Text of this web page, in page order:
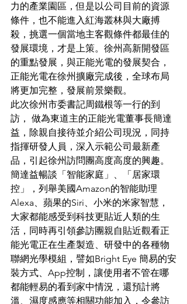
⼒的產業園區，但是以公司⽬前的資源
條件，也不能進入紅海叢林與⼤廠搏
殺，挑選⼀個當地主客觀條件都最佳的
發展環境，才是上策。徐州高新開發區
的重點發展，與正能光電的發展契合，
正能光電在徐州擴廠完成後，全球布局
將更加完整，發展前景樂觀。
此次徐州市委書記周鐵根等一行的到
訪， 做為東道主的正能光電董事長簡達
益，除親自接待並介紹公司現況，同持
指揮研發人員，深入示範公司最新產
品，引起徐州訪問團高度高度的興趣。
簡達益暢談「智能家庭」、「居家環
控」，列舉美國Amazon的智能助理
Alexa、蘋果的Siri、小米的米家智慧，
大家都能感受到科技更貼近人類的生
活，同時再引領參訪團親自貼近觀看正
能光電正在生產製造、研發中的各種物
聯網光學模組，譬如Bright Eye 簡易的安
裝方式、App控制，讓使用者不管在哪
都能輕易的看到家中情況，還預計將
溫、濕度感應等相關功能加入，令參訪